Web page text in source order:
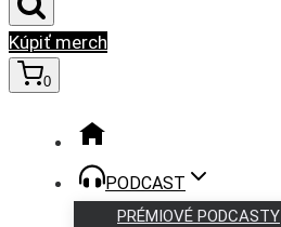
Kúpiť merch
0
PODCAST
PRÉMIOVÉ PODCASTY